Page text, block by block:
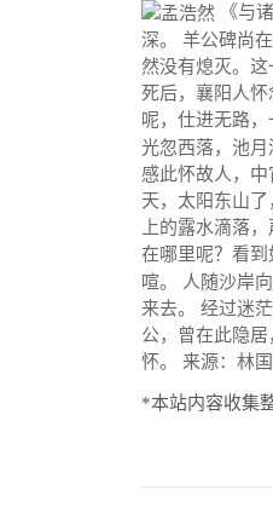
《与
深。 羊公碑尚
然没有熄灭。
死后，襄阳人
呢，仕进无路
光忽西落，池月
感此怀故人，
天，太阳东山
上的露水滴落
在哪里呢？看到
喧。 人随沙岸
来去。 经过迷
公，曾在此隐
怀。 来源：林
*本站内容收集